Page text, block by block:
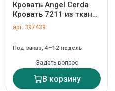
Кровать Angel Cerda
Кровать 7211 из ткани
светло-голубовато-
серого цвета арт.
арт. 397439
Под заказ, 4–12 недель
Задать вопрос
В корзину